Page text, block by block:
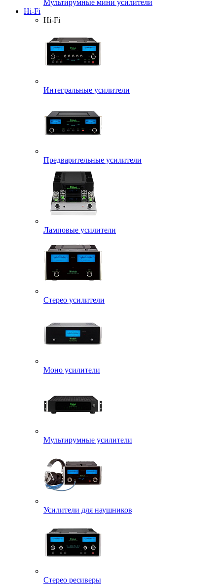
Мультирумные мини усилители
Hi-Fi
Hi-Fi
Интегральные усилители
Предварительные усилители
Ламповые усилители
Стерео усилители
Моно усилители
Мультирумные усилители
Усилители для наушников
Стерео ресиверы